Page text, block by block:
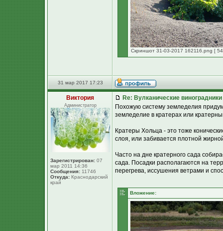
Скриншот 31-03-2017 162116.png [
31 мар 2017 17:23
Виктория
Администратор
Зарегистрирован: 07
мар 2011 14:36
Сообщения: 11746
Откуда: Краснодарский
край
Re: Вулканические
Похожую систему земледелия
земледелие в кратерах или
Кратеры Хольца - это тоже
слоя, или забивается плотной
Часто на дне кратерного сада
сада. Посадки располагаются на
перегрева, иссушения ветрами и
Вложение: